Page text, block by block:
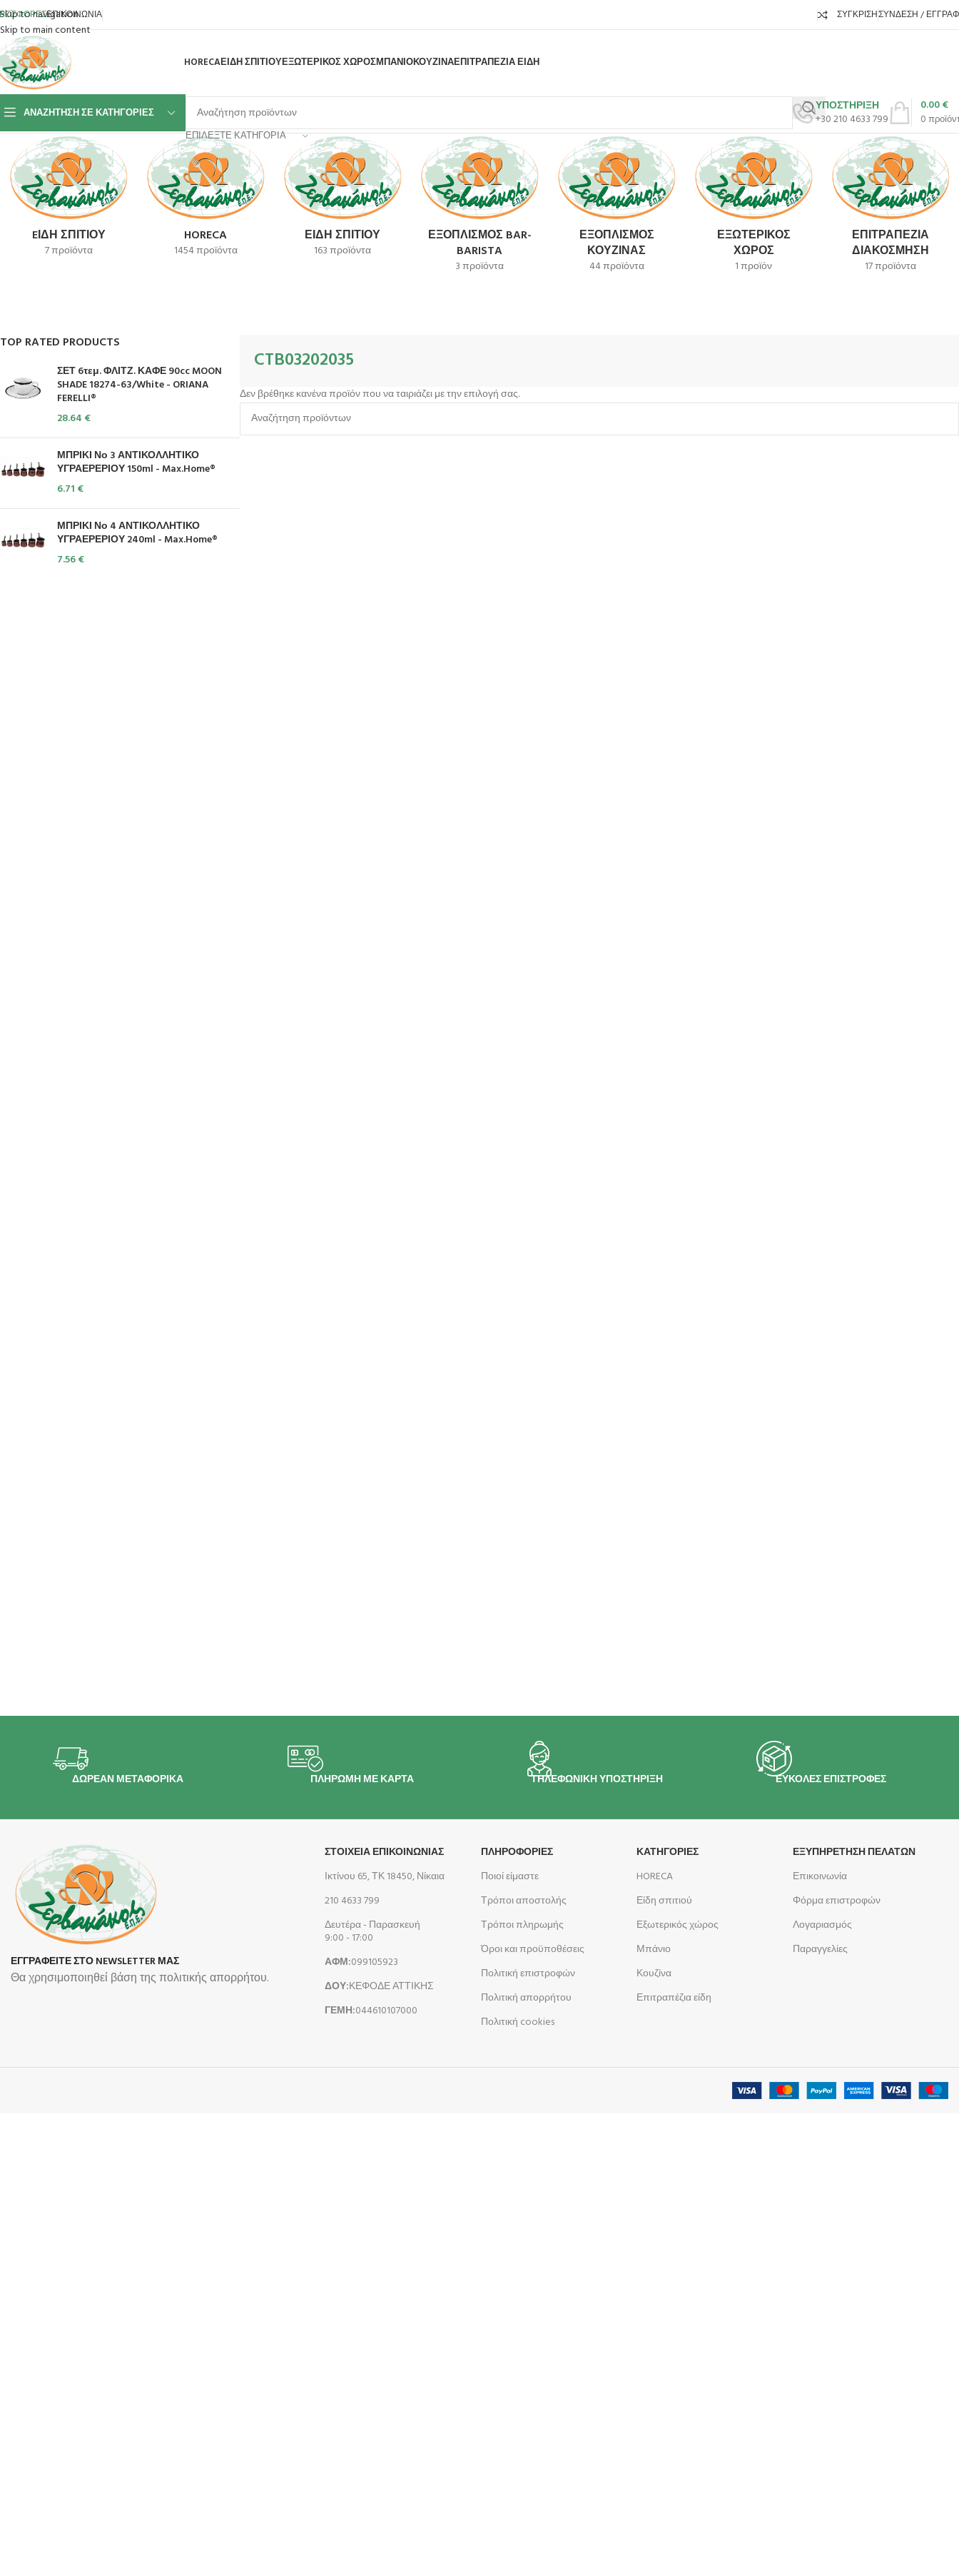
Skip to navigation
Skip to main content
ΕΠΙΚΟΙΝΩΝΙΑ ΣΎΓΚΡΙΣΗΣΎΝΔΕΣΗ /
HORECAΕΙΔΗ ΣΠΙΤΙΟΥΕΞΩΤΕΡΙΚΟΣ ΧΩΡΟΣΜΠΆΝΙΟΚΟΥΖΊΝΑΕΠΙΤΡΑΠΈΖΙΑ ΕΊΔΗ
ΑΝΑΖΉΤΗΣΗ ΣΕ ΚΑΤΗΓΟΡΊΕΣ
ΕΠΙΛΈΞΤΕ ΚΑΤΗΓΟΡΊΑ
ΥΠΟΣΤΗΡΙΞΗ
+30 210 4633 799
0
0.00€
EΊΔΗ ΣΠΙΤΙΟΎ
7 προϊόντα
HORECA
1454 προϊόντα
ΕΊΔΗ ΣΠΙΤΙΟΎ
163 προϊόντα
ΕΞΟΠΛΙΣΜΌΣ BAR-
BARISTA
3 προϊόντα
ΕΞΟΠΛΙΣΜΌΣ
ΚΟΥΖΊΝΑΣ
44 προϊόντα
ΕΞΩΤΕΡΙΚΌΣ
ΧΏΡΟΣ
1 προϊόν
ΕΠΙΤΡΑΠΈΖΙΑ
ΔΙΑΚΌΣΜΗΣΗ
17 προϊόντα
TOP RATED PRODUCTS
ΣΕΤ 6τεμ. ΦΛΙΤΖ. ΚΑΦΕ 90cc MOON
SHADE 18274-63/White - ORIANA
FERELLI®
28.64 €
ΜΠΡΙΚΙ Νο 3 ΑΝΤΙΚΟΛΛΗΤΙΚΟ
ΥΓΡΑΕΡΕΡΙΟΥ 150ml - Max.Home®
6.71 €
ΜΠΡΙΚΙ Νο 4 ΑΝΤΙΚΟΛΛΗΤΙΚΟ
ΥΓΡΑΕΡΕΡΙΟΥ 240ml - Max.Home®
7.56€
CTB03202035
Δεν βρέθηκε κανένα προϊόν που να ταιριάζει με την επιλογή σας.
ΔΩΡΕΑΝ ΜΕΤΑΦΟΡΙΚΑ ΠΛΗΡΩΜΗ ΜΕ ΚΑΡΤΑ ΤΗΛΕΦΩΝΙΚΗ ΥΠΟΣΤΗΡΙΞΗ ΕΥΚΟΛΕΣ ΕΠΙΣΤΡΟΦΕΣ
ΕΓΓΡΑΦΕΙΤΕ ΣΤΟ NEWSLETTER ΜΑΣ
Θα χρησιμοποιηθεί βάση της πολιτικής απορρήτου.
ΣΤΟΙΧΕΙΑ ΕΠΙΚΟΙΝΩΝΙΑΣ
Ικτίνου 65, ΤΚ 18450, Νίκαια
210 4633 799
Δευτέρα - Παρασκευή
9:00 - 17:00
ΑΦΜ:099105923
ΔΟΥ:ΚΕΦΟΔΕ ΑΤΤΙΚΗΣ
ΓΕΜΗ:044610107000
ΠΛΗΡΟΦΟΡΊΕΣ
Ποιοί είμαστε
Τρόποι αποστολής
Τρόποι πληρωμής
Όροι και προϋποθέσεις
Πολιτική επιστροφών
Πολιτική απορρήτου
Πολιτική cookies
ΚΑΤΗΓΟΡΙΕΣ
HORECA
Είδη σπιτιού
Εξωτερικός χώρος
Μπάνιο
Κουζίνα
Επιτραπέζια είδη
ΕΞΥΠΗΡΕΤΗΣΗ ΠΕΛΑΤΩΝ
Επικοινωνία
Φόρμα επιστροφών
Λογαριασμός
Παραγγελίες